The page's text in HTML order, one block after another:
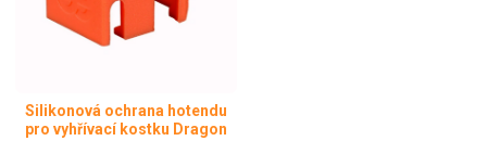
Silikonová ochrana hotendu
pro vyhřívací kostku Dragon